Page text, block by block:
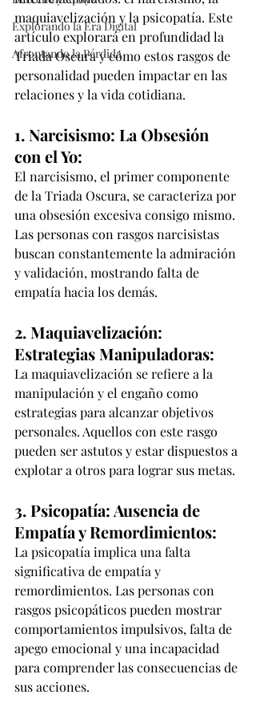
Explorando la Era Digital
Afrontando la Pérdida
maquiavelización y la psicopatía. Este
artículo explorará en profundidad la
Triada Oscura y cómo estos rasgos de
personalidad pueden impactar en las
relaciones y la vida cotidiana.
1. Narcisismo: La Obsesión
con el Yo:
El narcisismo, el primer componente
de la Triada Oscura, se caracteriza por
una obsesión excesiva consigo mismo.
Las personas con rasgos narcisistas
buscan constantemente la admiración
y validación, mostrando falta de
empatía hacia los demás.
2. Maquiavelización:
Estrategias Manipuladoras:
La maquiavelización se refiere a la
manipulación y el engaño como
estrategias para alcanzar objetivos
personales. Aquellos con este rasgo
pueden ser astutos y estar dispuestos a
explotar a otros para lograr sus metas.
3. Psicopatía: Ausencia de
Empatía y Remordimientos:
La psicopatía implica una falta
significativa de empatía y
remordimientos. Las personas con
rasgos psicopáticos pueden mostrar
comportamientos impulsivos, falta de
apego emocional y una incapacidad
para comprender las consecuencias de
sus acciones.